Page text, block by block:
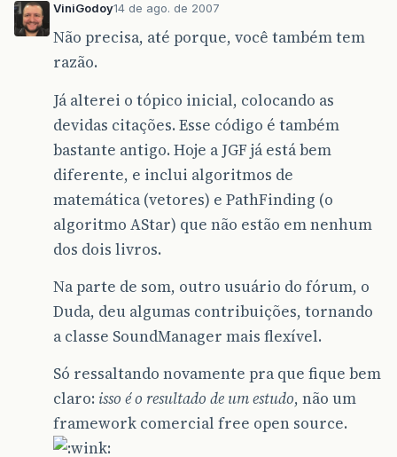
ViniGodoy14 de ago. de 2007
Não precisa, até porque, você também tem
razão.
Já alterei o tópico inicial, colocando as
devidas citações. Esse código é também
bastante antigo. Hoje a JGF já está bem
diferente, e inclui algoritmos de
matemática (vetores) e PathFinding (o
algoritmo AStar) que não estão em nenhum
dos dois livros.
Na parte de som, outro usuário do fórum, o
Duda, deu algumas contribuições, tornando
a classe SoundManager mais flexível.
Só ressaltando novamente pra que fique bem
claro: isso é o resultado de um estudo, não um
framework comercial free open source.